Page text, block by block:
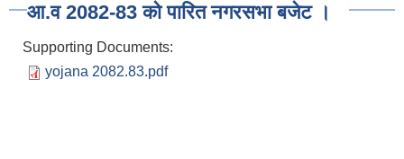
आ.व 2082-83 को पारित नगरसभा बजेट ।
Supporting Documents:
yojana 2082.83.pdf